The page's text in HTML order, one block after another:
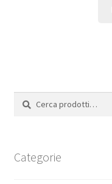
Cerca:
Cerca
Categorie